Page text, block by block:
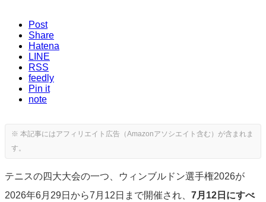
Post
Share
Hatena
LINE
RSS
feedly
Pin it
note
テニスの四大大会の一つ、ウィンブルドン選手権2026が
2026年6月29日から7月12日まで開催され、 7月12日にすべ